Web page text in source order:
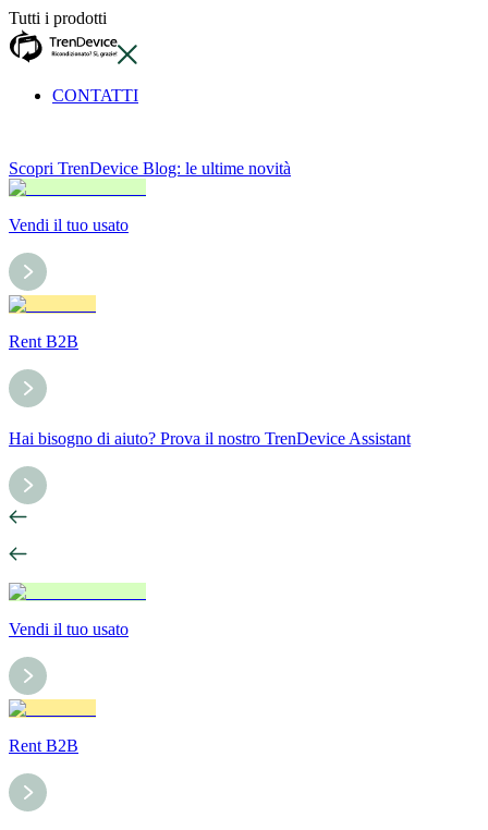
Tutti i prodotti
CONTATTI
Scopri TrenDevice Blog: le ultime novità
Vendi il tuo usato
Rent B2B
Hai bisogno di aiuto? Prova il nostro TrenDevice Assistant
Vendi il tuo usato
Rent B2B